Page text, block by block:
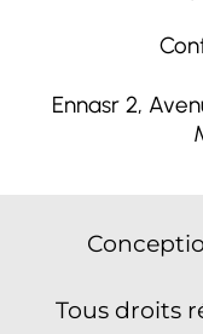
Ennasr 2,
Tous droits